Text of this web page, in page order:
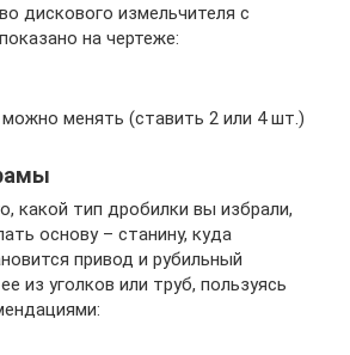
дискового измельчителя с
на чертеже:
менять (ставить 2 или 4 шт.)
какой тип дробилки вы избрали,
основу – станину, куда
привод и рубильный
из уголков или труб, пользуясь